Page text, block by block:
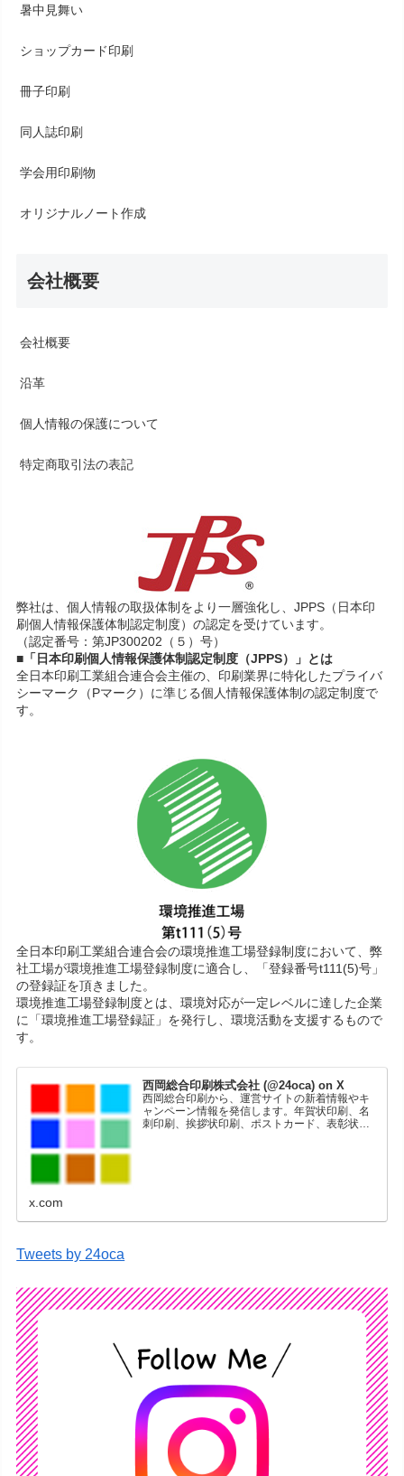
暑中見舞い
ショップカード印刷
冊子印刷
同人誌印刷
学会用印刷物
オリジナルノート作成
会社概要
会社概要
沿革
個人情報の保護について
特定商取引法の表記
弊社は、個人情報の取扱体制をより一層強化し、JPPS（日本印
刷個人情報保護体制認定制度）の認定を受けています。
（認定番号：第JP300202（５）号）
■「日本印刷個人情報保護体制認定制度（JPPS）」とは
全日本印刷工業組合連合会主催の、印刷業界に特化したプライバ
シーマーク（Pマーク）に準じる個人情報保護体制の認定制度で
す。
全日本印刷工業組合連合会の環境推進工場登録制度において、弊
社工場が環境推進工場登録制度に適合し、「登録番号t111(5)号」
の登録証を頂きました。
環境推進工場登録制度とは、環境対応が一定レベルに達した企業
に「環境推進工場登録証」を発行し、環境活動を支援するもので
す。
西岡総合印刷株式会社 (@24oca) on X
西岡総合印刷から、運営サイトの新着情報やキ
ャンペーン情報を発信します。年賀状印刷、名
刺印刷、挨拶状印刷、ポストカード、表彰状印
x.com
Tweets by 24oca